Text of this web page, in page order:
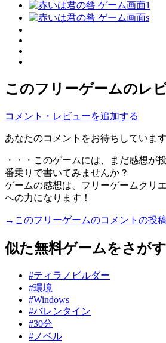
このフリーゲームのレ
コメント・レビューを追加する
あなたのコメントをお待ちしています
・・・このゲームには、まだ感想が
番乗りで書いてみませんか？
ゲームの感想は、フリーゲームクリ
への力になります！
→このフリーゲームのコメントの投
似た無料ゲームをさがす
#ティラノビルダー
#環境
#Windows
#バレンタイン
#30分
#ノベル